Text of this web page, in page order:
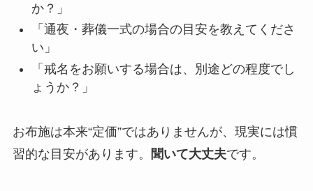
か？」
「通夜・葬儀一式の場合の目安を教えてくださ
い」
「戒名をお願いする場合は、別途どの程度でし
ょうか？」
お布施は本来“定価”ではありませんが、現実には慣
習的な目安があります。
聞いて大丈夫です。